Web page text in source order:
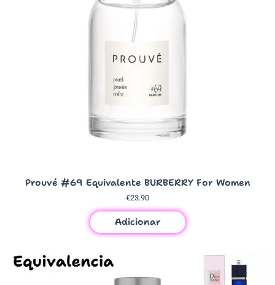
Prouvé #69 Equivalente BURBERRY For Women
€23.90
Adicionar